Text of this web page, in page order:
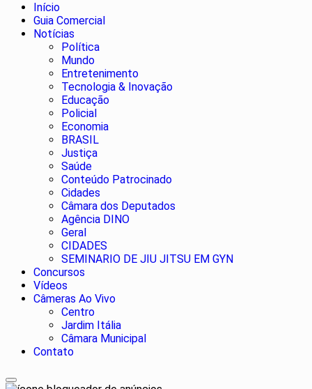
Início
Guia Comercial
Notícias
Política
Mundo
Entretenimento
Tecnologia & Inovação
Educação
Policial
Economia
BRASIL
Justiça
Saúde
Conteúdo Patrocinado
Cidades
Câmara dos Deputados
Agência DINO
Geral
CIDADES
SEMINARIO DE JIU JITSU EM GYN
Concursos
Vídeos
Câmeras Ao Vivo
Centro
Jardim Itália
Câmara Municipal
Contato